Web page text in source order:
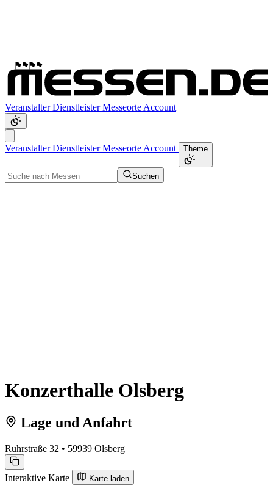
VeranstalterDienstleisterMesseorte Account
VeranstalterDienstleisterMesseorte Account Theme
Suchen
Konzerthalle Olsberg
Lage und Anfahrt
Ruhrstraße 32 • 59939 Olsberg
Interaktive Karte Karte laden